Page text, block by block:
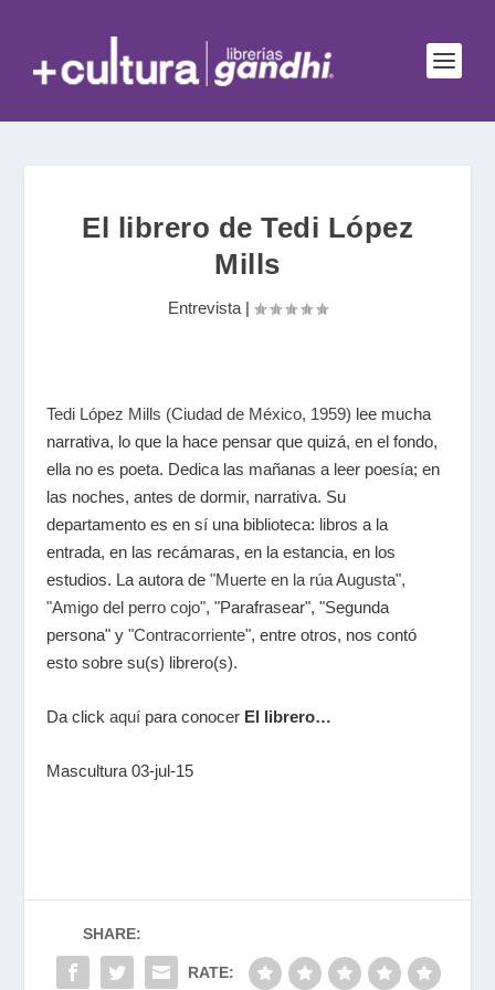
El librero de Tedi López
Mills
Entrevista |
Tedi López Mills (Ciudad de México, 1959) lee mucha
narrativa, lo que la hace pensar que quizá, en el fondo,
ella no es poeta. Dedica las mañanas a leer poesía; en
las noches, antes de dormir, narrativa. Su
departamento es en sí una biblioteca: libros a la
entrada, en las recámaras, en la estancia, en los
estudios. La autora de"Muerte en la rúa Augusta",
"Amigo del perro cojo", "Parafrasear", "Segunda
persona" y"Contracorriente", entre otros, nos contó
esto sobre su(s) librero(s).
Da clickaquí para conocer El librero…
Mascultura 03-jul-15
SHARE:
RATE: